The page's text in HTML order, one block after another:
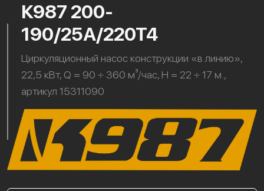
К987 200-
190/25А/220Т4
Циркуляционный насос конструкции «в линию»,
22,5 кВт, Q = 90 ÷ 360 м³/час, H = 22 ÷ 17 м.,
артикул 15311090